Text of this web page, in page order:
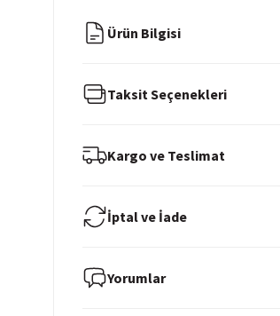
Ürün Bilgisi
Taksit Seçenekleri
Kargo ve Teslimat
İptal ve İade
Yorumlar